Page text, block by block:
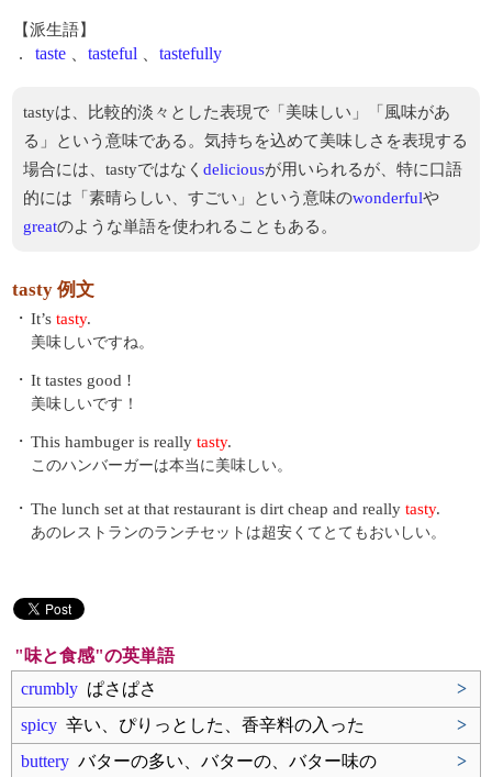
【派生語】
. taste tasteful tastefully
tastyは、比較的淡々とした表現で「美味しい」「風味があ
る」という意味である。気持ちを込めて美味しさを表現する
場合には、tastyではなく deliciousが用いられるが、特に口語
的には「素晴らしい、すごい」という意味のwonderfulや
greatのような単語を使われることもある。
tasty 例文
・ It’s tasty.
美味しいですね。
・ It tastes good !
美味しいです！
・ This hambuger is really tasty.
このハンバーガーは本当に美味しい。
・ The lunch set at that restaurant is dirt cheap and really tasty.
あのレストランのランチセットは超安くてとてもおいしい。
"味と食感"の英単語
crumbly ぱさぱさ
>
spicy 辛い、ぴりっとした、香辛料の入った
>
buttery バターの多い、バターの、バター味の
>